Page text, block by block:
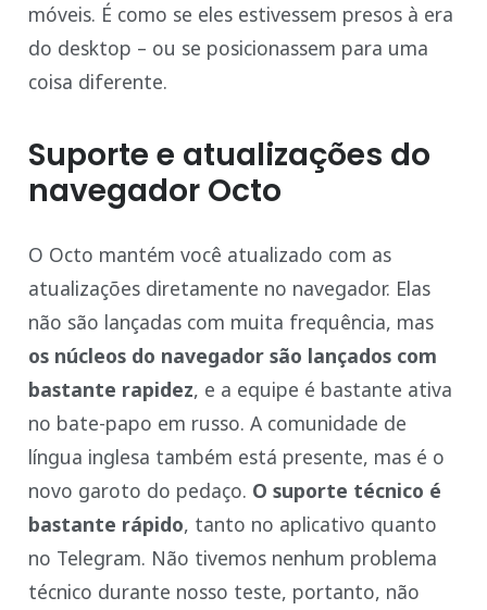
móveis. É como se eles estivessem presos à era
do desktop – ou se posicionassem para uma
coisa diferente.
Suporte e atualizações do
navegador Octo
O Octo mantém você atualizado com as
atualizações diretamente no navegador. Elas
não são lançadas com muita frequência, mas
os núcleos do navegador são lançados com
bastante rapidez, e a equipe é bastante ativa
no bate-papo em russo. A comunidade de
língua inglesa também está presente, mas é o
novo garoto do pedaço. O suporte técnico é
bastante rápido, tanto no aplicativo quanto
no Telegram. Não tivemos nenhum problema
técnico durante nosso teste, portanto, não